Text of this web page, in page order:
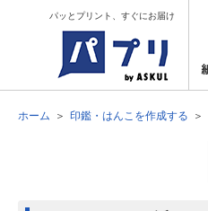
パッとプリント、すぐにお届け
ホーム 印鑑・はんこを作成する